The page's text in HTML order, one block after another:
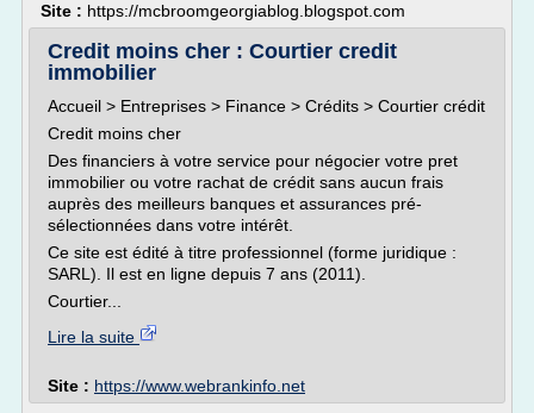
Site : https://mcbroomgeorgiablog.blogspot.com
Credit moins cher : Courtier credit
immobilier
Accueil > Entreprises > Finance > Crédits > Courtier crédit
Credit moins cher
Des financiers à votre service pour négocier votre pret
immobilier ou votre rachat de crédit sans aucun frais
auprès des meilleurs banques et assurances pré-
sélectionnées dans votre intérêt.
Ce site est édité à titre professionnel (forme juridique :
SARL). Il est en ligne depuis 7 ans (2011).
Courtier...
Lire la suite
Site : https://www.webrankinfo.net